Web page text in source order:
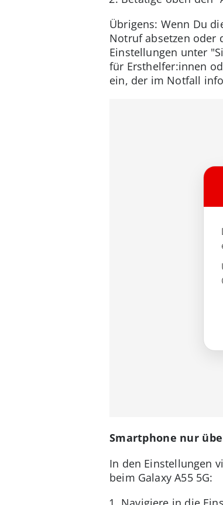
Übrigens: Wenn Du
Notruf absetzen oder
Einstellungen unter
für Ersthelfer:innen
ein, der im Notfall
Smartphone nur
In den Einstellungen
beim Galaxy A55 5G: